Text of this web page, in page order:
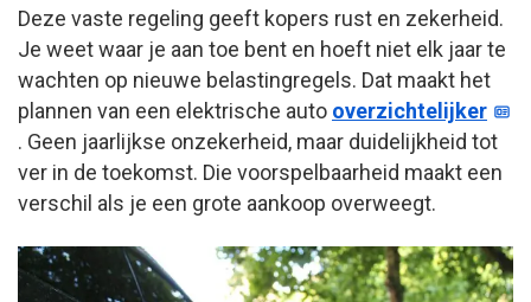
Deze vaste regeling geeft kopers rust en zekerheid.
Je weet waar je aan toe bent en hoeft niet elk jaar te
wachten op nieuwe belastingregels. Dat maakt het
plannen van een elektrische auto overzichtelijker
. Geen jaarlijkse onzekerheid, maar duidelijkheid tot
ver in de toekomst. Die voorspelbaarheid maakt een
verschil als je een grote aankoop overweegt.